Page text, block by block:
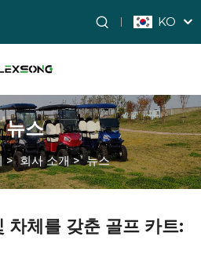
KO
뉴스
>회사 소개>뉴스
차체를 갖춘 골프 카트: